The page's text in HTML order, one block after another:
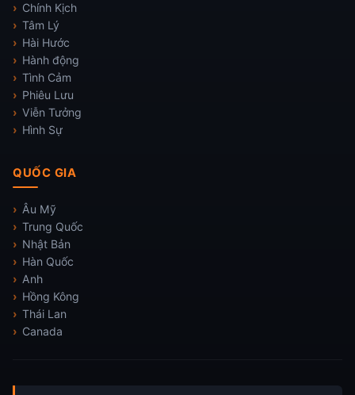
Chính Kịch
Tâm Lý
Hài Hước
Hành động
Tình Cảm
Phiêu Lưu
Viễn Tưởng
Hình Sự
QUỐC GIA
Âu Mỹ
Trung Quốc
Nhật Bản
Hàn Quốc
Anh
Hồng Kông
Thái Lan
Canada